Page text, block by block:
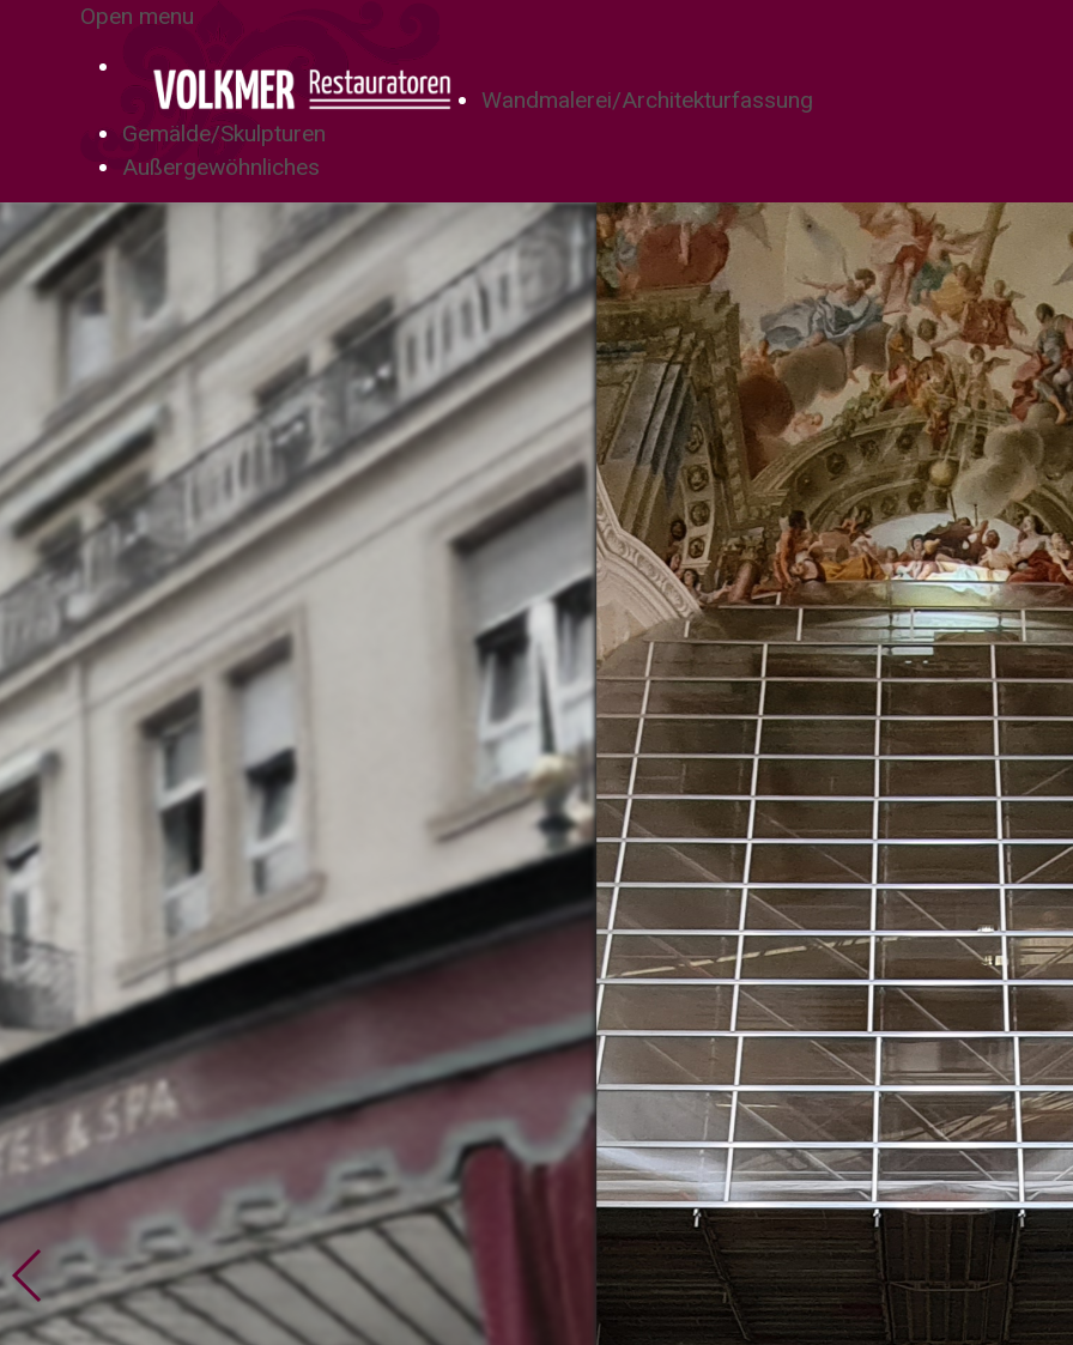
Open menu
Wandmalerei/Architekturfassung
Gemälde/Skulpturen
Außergewöhnliches
BASILIKA WEINGARTEN
Konservierungs- und
Restaurierungsmaßnahmen an den
Gewölbemalereien von Cosmas Damian